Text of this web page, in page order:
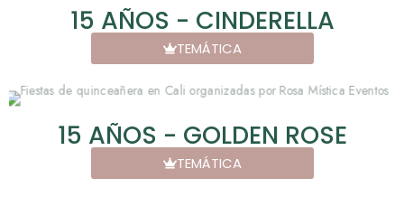
15 AÑOS - CINDERELLA
TEMÁTICA
15 AÑOS - GOLDEN ROSE
TEMÁTICA